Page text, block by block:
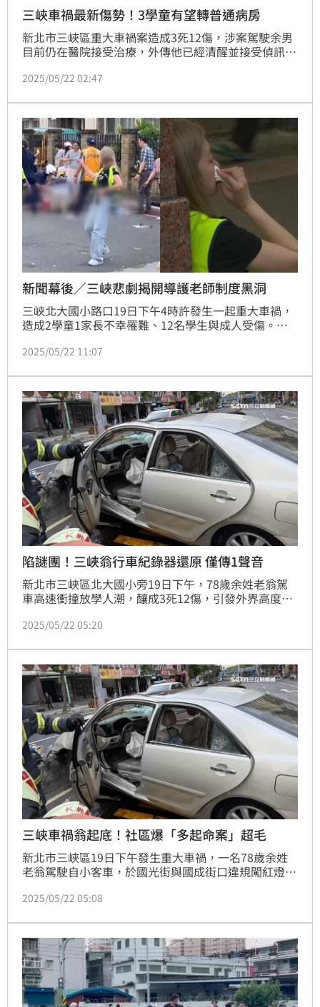
三峽車禍最新傷勢！3學童有望轉普通病房
新北市三峽區重大車禍案造成3死12傷，涉案駕駛余男
目前仍在醫院接受治療，外傳他已經清醒並接受偵訊、
局指出，受傷的國中學生有3人在普通病房、4人在加護
2025/05/22 02:47
新聞幕後／三峽悲劇揭開導護老師制度黑洞
三峽北大國小路口19日下午4時許發生一起重大車禍，
造成2學童1家長不幸罹難、12名學生與成人受傷。當
旁，焦急地向現場會CPR的民眾求助，最後甚至在醫院
這也延伸出「導護制度」的沉痾，根據交通法規，導護
老師、義工只有「攔阻」人、車通行，並未賦予任何交
通指揮權，只能依賴肉身保護學生，且更沒有任何保險
與保障。無
2025/05/22 11:07
陷謎團！三峽翁行車紀錄器還原 僅傳1聲音
新北市三峽區北大國小旁19日下午，78歲余姓老翁駕
車高速衝撞放學人潮，釀成3死12傷，引發外界高度關
前，余翁曾開車在三峽市區繞路，網傳余翁可能有路怒
聲，並沒有說話。
2025/05/22 05:20
三峽車禍翁起底！社區爆「多起命案」超毛
新北市三峽區19日下午發生重大車禍，一名78歲余姓
老翁駕駛自小客車，於國光街與國成街口違規闖紅燈，
的慘劇。肇事老翁住家也被起底，鄰居透露該社區多次
2025/05/22 05:08